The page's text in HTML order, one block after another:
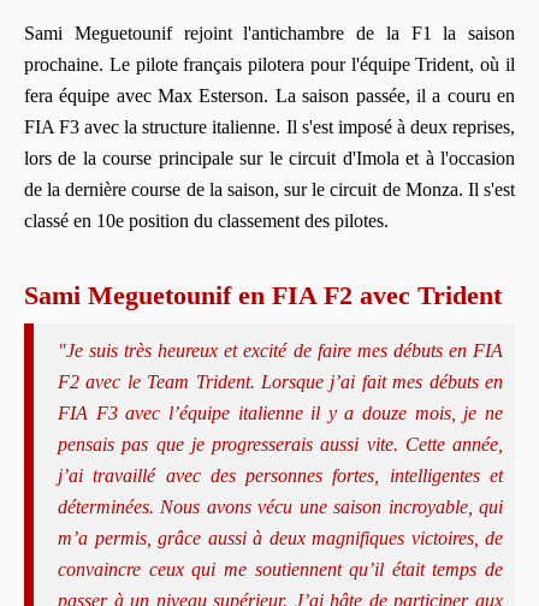
Sami Meguetounif rejoint l'antichambre de la F1 la saison
prochaine. Le pilote français pilotera pour l'équipe Trident, où il
fera équipe avec Max Esterson. La saison passée, il a couru en
FIA F3 avec la structure italienne. Il s'est imposé à deux reprises,
lors de la course principale sur le circuit d'Imola et à l'occasion
de la dernière course de la saison, sur le circuit de Monza. Il s'est
classé en 10e position du classement des pilotes.
Sami Meguetounif en FIA F2 avec Trident
"Je suis très heureux et excité de faire mes débuts en FIA
F2 avec le Team Trident. Lorsque j’ai fait mes débuts en
FIA F3 avec l’équipe italienne il y a douze mois, je ne
pensais pas que je progresserais aussi vite. Cette année,
j’ai travaillé avec des personnes fortes, intelligentes et
déterminées. Nous avons vécu une saison incroyable, qui
m’a permis, grâce aussi à deux magnifiques victoires, de
convaincre ceux qui me soutiennent qu’il était temps de
passer à un niveau supérieur. J’ai hâte de participer aux